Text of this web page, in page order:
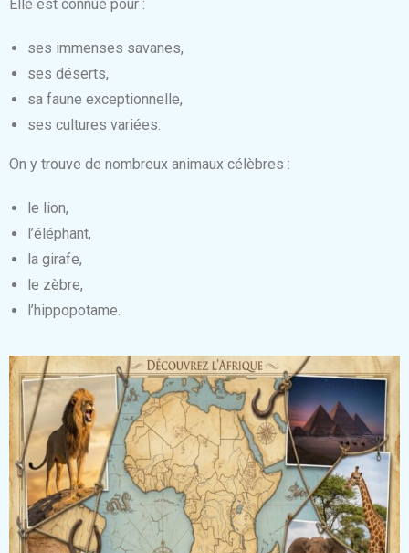
Elle est connue pour :
ses immenses savanes,
ses déserts,
sa faune exceptionnelle,
ses cultures variées.
On y trouve de nombreux animaux célèbres :
le lion,
l’éléphant,
la girafe,
le zèbre,
l’hippopotame.